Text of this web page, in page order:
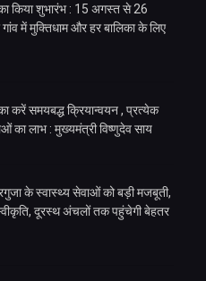
का किया शुभारंभ : 15 अगस्त से 26
में मुक्तिधाम और हर बालिका के लिए
करें समयबद्ध क्रियान्वयन , प्रत्येक
का लाभ : मुख्यमंत्री विष्णुदेव साय
के स्वास्थ्य सेवाओं को बड़ी मजबूती,
दूरस्थ अंचलों तक पहुंचेगी बेहतर